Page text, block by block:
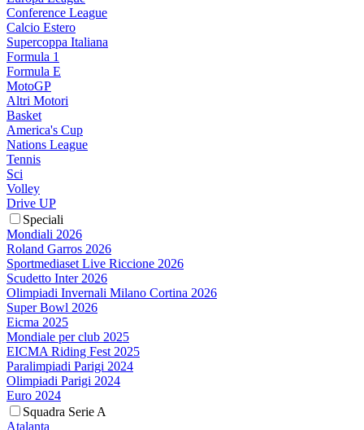
Conference League
Calcio Estero
Supercoppa Italiana
Formula 1
Formula E
MotoGP
Altri Motori
Basket
America's Cup
Nations League
Tennis
Sci
Volley
Drive UP
Speciali
Mondiali 2026
Roland Garros 2026
Sportmediaset Live Riccione 2026
Scudetto Inter 2026
Olimpiadi Invernali Milano Cortina 2026
Super Bowl 2026
Eicma 2025
Mondiale per club 2025
EICMA Riding Fest 2025
Paralimpiadi Parigi 2024
Olimpiadi Parigi 2024
Euro 2024
Squadra Serie A
Atalanta